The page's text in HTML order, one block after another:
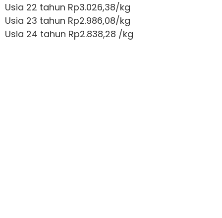
Usia 22 tahun Rp3.026,38/kg
Usia 23 tahun Rp2.986,08/kg
Usia 24 tahun Rp2.838,28 /kg